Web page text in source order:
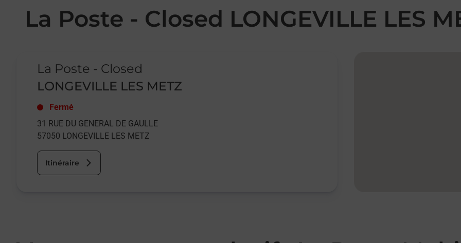
La Poste - Closed LONGEVILLE LES
La Poste - Closed
LONGEVILLE LES METZ
Fermé
31 RUE DU GENERAL DE GAULLE
57050 LONGEVILLE LES METZ
Itinéraire